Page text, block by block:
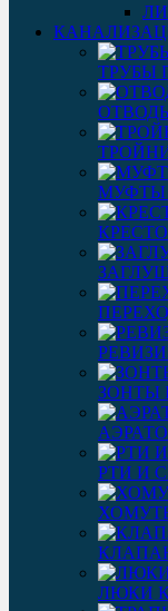
ТРУБЫ
МУФТЫ
ЗОНТЫ
РТИ И
ЛЮКИ